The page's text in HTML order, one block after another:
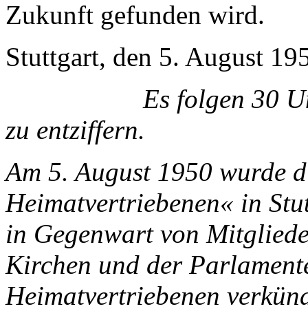
Zukunft gefunden wird.
Stuttgart, den 5. August
Es folgen 30
zu entziffern.
Am 5. August 1950 wurde
Heimatvertriebenen« in
in Gegenwart von
Kirchen und der
Heimatvertriebenen